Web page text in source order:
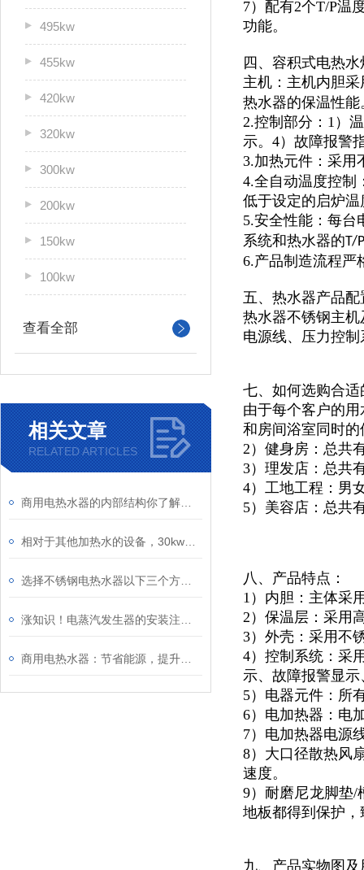
495kw
455kw
420kw
320kw
300kw
200kw
150kw
100kw
查看全部
相关文章
RELATED ARTICLES
7）配有2个T/P温
功能。
四、容积式电热
主机：主机内胆
热水器的保温性能
2.控制部分：1）
示。4）故障报警
3.加热元件：采用
4.全自动温度控制
低于设定的启炉
5.安全性能：每台
系统和热水器的T/P
6.产品制造流程严
五、热水器产品配
热水器不锈钢主
电源线、压力控
七、如何选购合
由于每个客户的
和房间浴室同时的
2）健身房：总共
3）理发店：总共
4）工地工程：男
5）美容店：总共
八、产品特点：
1）内胆：主体采
2）保温层：采用
3）外壳：采用不
4）控制系统：采
示、故障报警显
5）电器元件：所
6）电加热器：电
7）电加热器电源
8）大口径散热风
速度。
9）耐磨尼龙脚垫/
地板都得到保护
九、产品实物图